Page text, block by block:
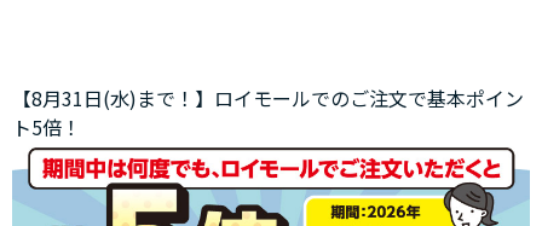
【8月31日(水)まで！】ロイモールでのご注文で基本ポイン
ト5倍！